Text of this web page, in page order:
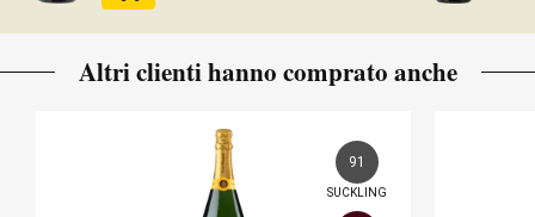
Altri clienti hanno comprato anche
91
SUCKLING